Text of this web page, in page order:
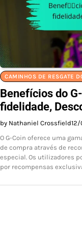
CAMINHOS DE RESGATE
Benefícios do
fidelidade,
by Nathaniel Crossfield
O G-Coin oferece uma
de compra através de
especial. Os utilizadores
por recompensas